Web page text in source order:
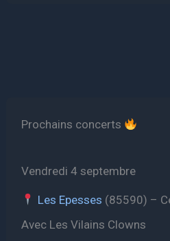
Prochains concerts
Vendredi 4 septembre
Les Epesses (85590) –
Avec Les Vilains Clowns